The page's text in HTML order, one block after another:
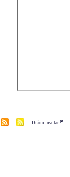
Diário Insular.pt